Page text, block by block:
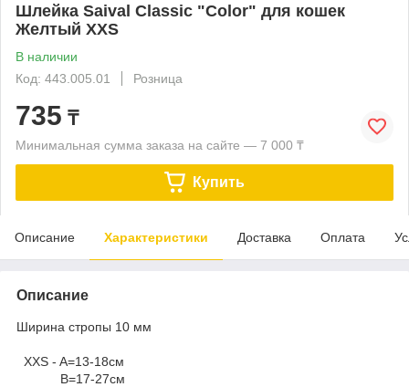
Шлейка Saival Classic "Color" для кошек
Желтый XXS
В наличии
Код: 443.005.01
Розница
735 ₸
Минимальная сумма заказа на сайте — 7 000 ₸
Купить
Описание Характеристики Доставка Оплата
Описание
Ширина стропы 10 мм
XXS - A=13-18см
B=17-27см